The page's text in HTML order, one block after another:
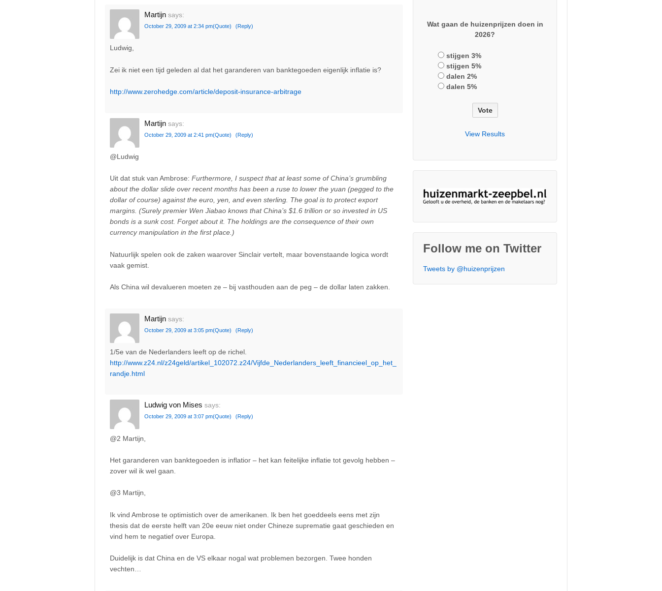
Martijn says:
October 29, 2009 at 2:34 pm(Quote) (Reply)
Ludwig,
Zei ik niet een tijd geleden al dat het garanderen van banktegoeden eigenlijk inflatie is?
http://www.zerohedge.com/article/deposit-insurance-arbitrage
Martijn says:
October 29, 2009 at 2:41 pm(Quote) (Reply)
@Ludwig
Uit dat stuk van Ambrose: Furthermore, I suspect that at least some of China’s grumbling
about the dollar slide over recent months has been a ruse to lower the yuan (pegged to the
dollar of course) against the euro, yen, and even sterling. The goal is to protect export
margins. (Surely premier Wen Jiabao knows that China’s $1.6 trillion or so invested in US
bonds is a sunk cost. Forget about it. The holdings are the consequence of their own
currency manipulation in the first place.)
Natuurlijk spelen ook de zaken waarover Sinclair vertelt, maar bovenstaande logica wordt
vaak gemist.
Als China wil devalueren moeten ze – bij vasthouden aan de peg – de dollar laten zakken.
Martijn says:
October 29, 2009 at 3:05 pm(Quote) (Reply)
1/5e van de Nederlanders leeft op de richel.
http://www.z24.nl/z24geld/artikel_102072.z24/Vijfde_Nederlanders_leeft_financieel_op_het_
randje.html
Ludwig von Mises says:
October 29, 2009 at 3:07 pm(Quote) (Reply)
@2 Martijn,
Het garanderen van banktegoeden is inflatior – het kan feitelijke inflatie tot gevolg hebben –
zover wil ik wel gaan.
@3 Martijn,
Ik vind Ambrose te optimistich over de amerikanen. Ik ben het goeddeels eens met zijn
thesis dat de eerste helft van 20e eeuw niet onder Chineze suprematie gaat geschieden en
vind hem te negatief over Europa.
Duidelijk is dat China en de VS elkaar nogal wat problemen bezorgen. Twee honden
vechten…
Wat gaan de huizenprijzen doen in
2026?
stijgen 3%
stijgen 5%
dalen 2%
dalen 5%
View Results
Follow me on Twitter
Tweets by @huizenprijzen